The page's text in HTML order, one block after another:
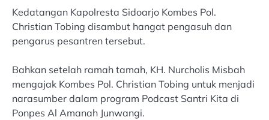
Kedatangan Kapolresta Sidoarjo Kombes Pol.
Christian Tobing disambut hangat pengasuh dan
pengarus pesantren tersebut.
Bahkan setelah ramah tamah, KH. Nurcholis Misbah
mengajak Kombes Pol. Christian Tobing untuk menjadi
narasumber dalam program Podcast Santri Kita di
Ponpes Al Amanah Junwangi.